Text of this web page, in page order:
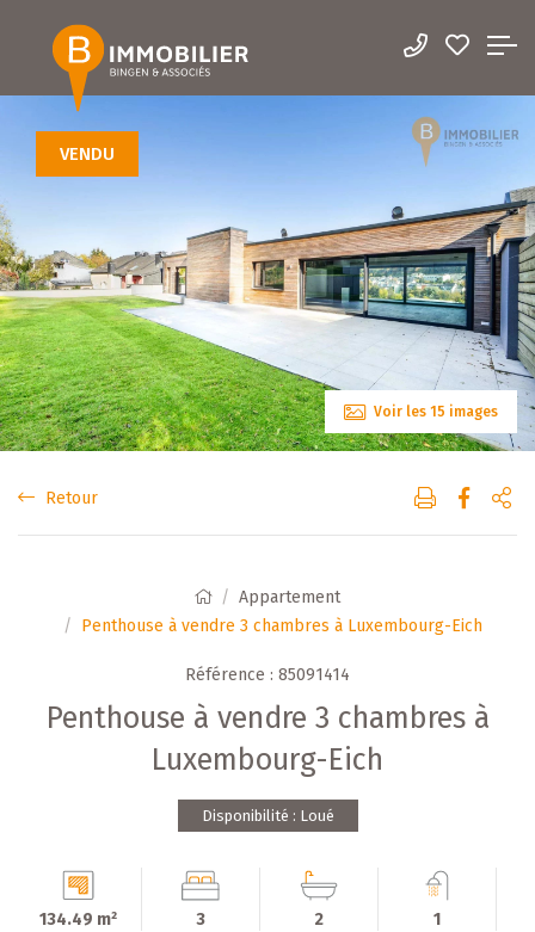
VENDU
Voir les 15 images
Retour
Appartement
Penthouse à vendre 3 chambres à Luxembourg-Eich
Référence : 85091414
Penthouse à vendre 3 chambres à
Luxembourg-Eich
Disponibilité : Loué
134.49 m² 3 2 1